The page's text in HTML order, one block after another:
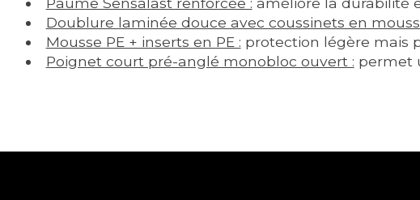
Doublure laminée douce avec coussinets en
Mousse PE + inserts en PE : protection légère mais
Poignet court pré-anglé monobloc ouvert : permet